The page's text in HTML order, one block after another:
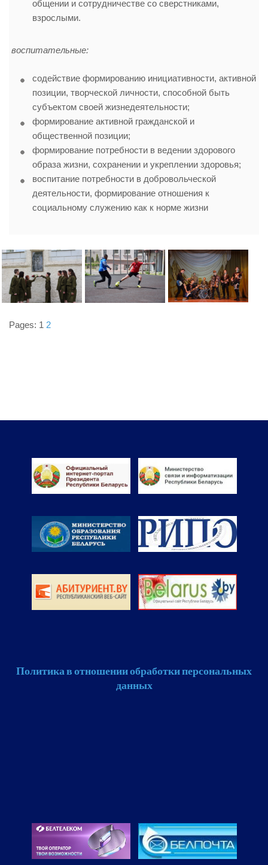
общении и сотрудничестве со сверстниками,
взрослыми.
воспитательные:
содействие формированию инициативности, активной
позиции, творческой личности, способной быть
субъектом своей жизнедеятельности;
формирование активной гражданской и
общественной позиции;
формирование потребности в ведении здорового
образа жизни, сохранении и укреплении здоровья;
воспитание потребности в добровольческой
деятельности, формирование отношения к
социальному служению как к норме жизни
Pages: 1 2
Политика в отношении обработки персональных
данных